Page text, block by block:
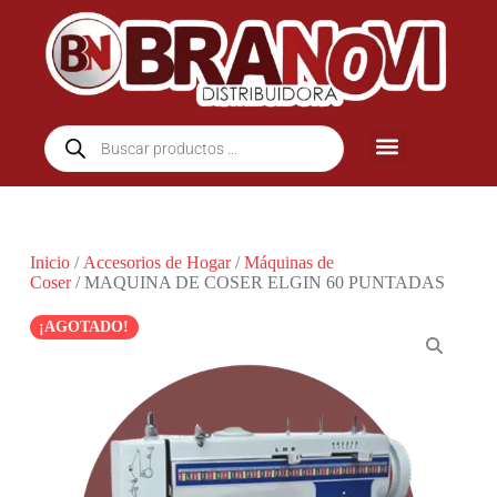
Inicio/ Accesorios de Hogar/Máquinas de
Coser/ MAQUINA DE COSER ELGIN 60 PUNTADAS
¡AGOTADO!